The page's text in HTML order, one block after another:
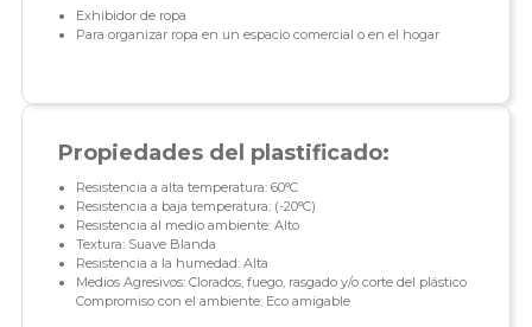
Exhibidor de ropa
Para organizar ropa en un espacio comercial o en el hogar
Propiedades del plastificado:
Resistencia a alta temperatura: 60°C
Resistencia a baja temperatura: (-20°C)
Resistencia al medio ambiente: Alto
Textura: Suave Blanda
Resistencia a la humedad: Alta
Medios Agresivos: Clorados, fuego, rasgado y/o corte del plástico
Compromiso con el ambiente: Eco amigable